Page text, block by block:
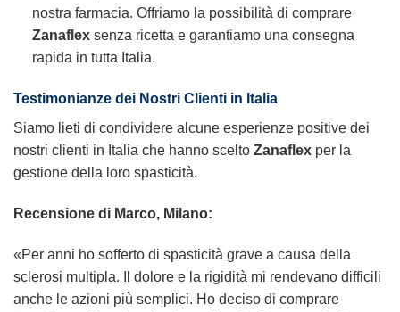
nostra farmacia. Offriamo la possibilità di comprare
Zanaflexsenza ricetta e garantiamo una consegna
rapida in tutta Italia.
Testimonianze dei Nostri Clienti in Italia
Siamo lieti di condividere alcune esperienze positive dei
nostri clienti in Italia che hanno scelto Zanaflex per la
gestione della loro spasticità.
Recensione di Marco, Milano:
«Per anni ho sofferto di spasticità grave a causa della
sclerosi multipla. Il dolore e la rigidità mi rendevano difficili
anche le azioni più semplici. Ho deciso di comprare